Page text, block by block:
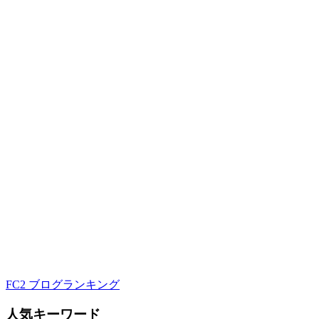
FC2 ブログランキング
人気キーワード